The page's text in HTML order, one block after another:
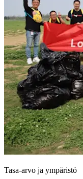
Tasa-arvo ja ympäristö